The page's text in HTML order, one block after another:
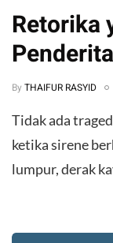
Retorika
By THAIFUR RASYID
Tidak ada
ketika sirene
lumpur, derak